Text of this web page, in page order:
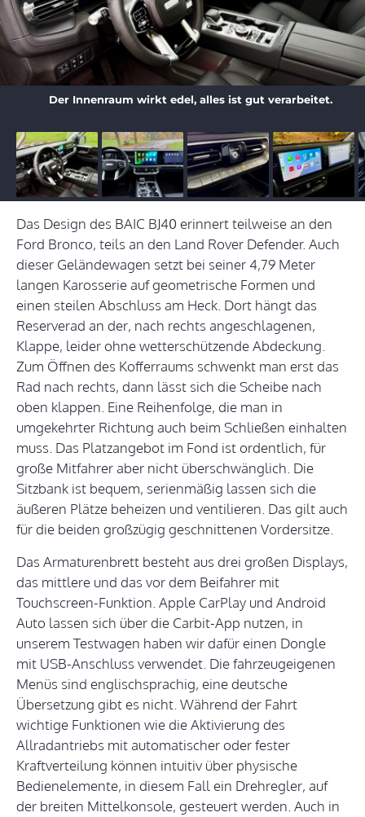
Der Innenraum wirkt edel, alles ist gut verarbeitet.
Das Design des BAIC BJ40 erinnert teilweise an den
Ford Bronco, teils an den Land Rover Defender. Auch
dieser Geländewagen setzt bei seiner 4,79 Meter
langen Karosserie auf geometrische Formen und
einen steilen Abschluss am Heck. Dort hängt das
Reserverad an der, nach rechts angeschlagenen,
Klappe, leider ohne wetterschützende Abdeckung.
Zum Öffnen des Kofferraums schwenkt man erst das
Rad nach rechts, dann lässt sich die Scheibe nach
oben klappen. Eine Reihenfolge, die man in
umgekehrter Richtung auch beim Schließen einhalten
muss. Das Platzangebot im Fond ist ordentlich, für
große Mitfahrer aber nicht überschwänglich. Die
Sitzbank ist bequem, serienmäßig lassen sich die
äußeren Plätze beheizen und ventilieren. Das gilt auch
für die beiden großzügig geschnittenen Vordersitze.
Das Armaturenbrett besteht aus drei großen Displays,
das mittlere und das vor dem Beifahrer mit
Touchscreen-Funktion. Apple CarPlay und Android
Auto lassen sich über die Carbit-App nutzen, in
unserem Testwagen haben wir dafür einen Dongle
mit USB-Anschluss verwendet. Die fahrzeugeigenen
Menüs sind englischsprachig, eine deutsche
Übersetzung gibt es nicht. Während der Fahrt
wichtige Funktionen wie die Aktivierung des
Allradantriebs mit automatischer oder fester
Kraftverteilung können intuitiv über physische
Bedienelemente, in diesem Fall ein Drehregler, auf
der breiten Mittelkonsole, gesteuert werden. Auch in